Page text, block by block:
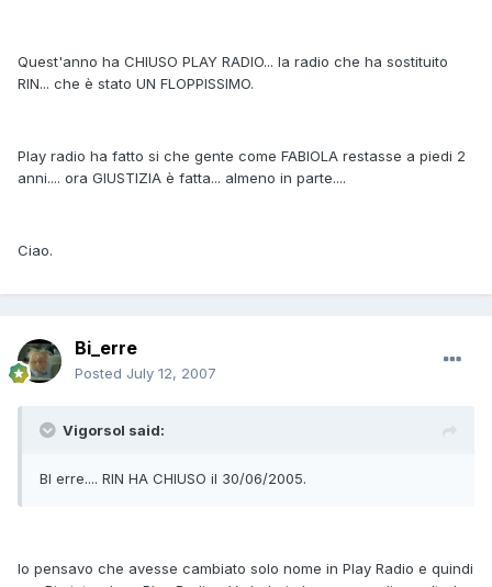
Quest'anno ha CHIUSO PLAY RADIO... la radio che ha sostituito
RIN... che è stato UN FLOPPISSIMO.
Play radio ha fatto si che gente come FABIOLA restasse a piedi 2
anni.... ora GIUSTIZIA è fatta... almeno in parte....
Ciao.
Bi_erre
Posted July 12, 2007
Vigorsol said:
BI erre.... RIN HA CHIUSO il 30/06/2005.
Io pensavo che avesse cambiato solo nome in Play Radio e quindi